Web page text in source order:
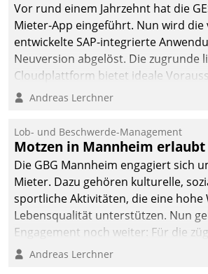
Vor rund einem Jahrzehnt hat die
Mieter-App eingeführt. Nun wird
entwickelte SAP-integrierte
Neuversion abgelöst. Die zugrunde
Cloudplattform bietet ideale
die Funktionalität der App zu
integrieren.
Andreas Lerchner
Lob- und Beschwerde-Management
Motzen in Mannheim erlaubt
Die GBG Mannheim engagiert sich
Mieter. Dazu gehören kulturelle,
sportliche Aktivitäten, die eine hohe
Lebensqualität unterstützen. Nun
Engagement noch weiter: Für die
von Beschwerden – oder Lob –
Andreas Lerchner